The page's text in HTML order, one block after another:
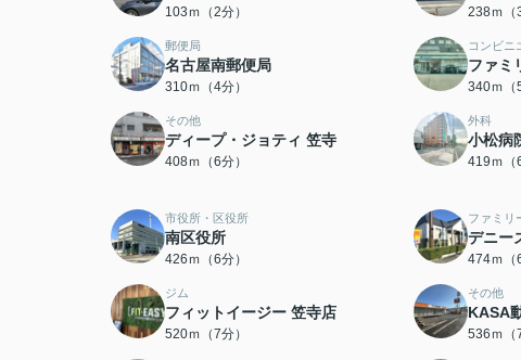
103ｍ（2分） 238ｍ（
郵便局
名古屋南郵便局
310ｍ（4分）
コンビニ
ファミ
340ｍ（
その他
ディープ・ジョティ 笠寺
408ｍ（6分）
外科
小松病
419ｍ（
市役所・区役所
南区役所
426ｍ（6分）
ファミリ
デニー
474ｍ（
ジム
フィットイージー 笠寺店
520ｍ（7分）
その他
KASA
536ｍ（